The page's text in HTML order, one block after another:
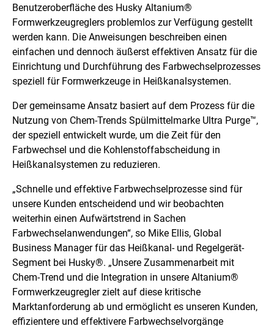
Benutzeroberfläche des Husky Altanium®
Formwerkzeugreglers problemlos zur Verfügung gestellt
werden kann. Die Anweisungen beschreiben einen
einfachen und dennoch äußerst effektiven Ansatz für die
Einrichtung und Durchführung des Farbwechselprozesses
speziell für Formwerkzeuge in Heißkanalsystemen.
Der gemeinsame Ansatz basiert auf dem Prozess für die
Nutzung von Chem-Trends Spülmittelmarke Ultra Purge™,
der speziell entwickelt wurde, um die Zeit für den
Farbwechsel und die Kohlenstoffabscheidung in
Heißkanalsystemen zu reduzieren.
„Schnelle und effektive Farbwechselprozesse sind für
unsere Kunden entscheidend und wir beobachten
weiterhin einen Aufwärtstrend in Sachen
Farbwechselanwendungen“, so Mike Ellis, Global
Business Manager für das Heißkanal- und Regelgerät-
Segment bei Husky®. „Unsere Zusammenarbeit mit
Chem-Trend und die Integration in unsere Altanium®
Formwerkzeugregler zielt auf diese kritische
Marktanforderung ab und ermöglicht es unseren Kunden,
effizientere und effektivere Farbwechselvorgänge